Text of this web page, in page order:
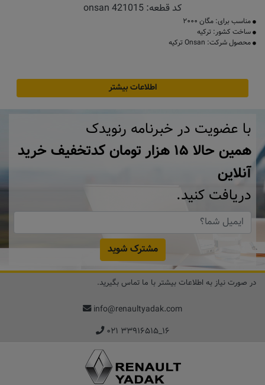
کد قطعه: onsan 421015
مناسب برای: مگان ۲۰۰۰
ساخت کشور: ترکیه
محصول شرکت: Onsan ترکیه
اطلاعات بیشتر
با عضویت در خبرنامه رنویدک
همین حالا ۱۵ هزار تومان کد‌تخفیف خرید
آنلاین
دریافت کنید.
مشترک شوید
در صورت نیاز به اطلاعات بیشتر با ما تماس بگیرید.
info@renaultyadak.com
۰۲۱ ۳۳۹۱۶۵۱۵_۱۶